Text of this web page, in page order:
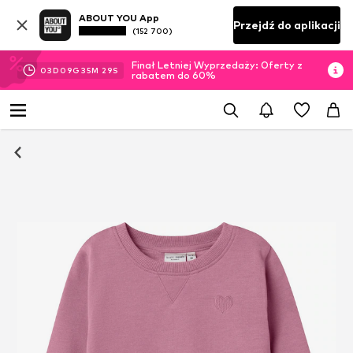
ABOUT YOU App
(152 700) Przejdź do aplikacji
03D 09G 35M 28S
Finał Letniej Wyprzedaży: Oferty z
rabatem do 60%